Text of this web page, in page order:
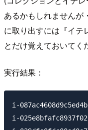
あるかもしれませんが
に取り出すには『イテ
とだけ覚えておいてく
実行結果：
i-
i-